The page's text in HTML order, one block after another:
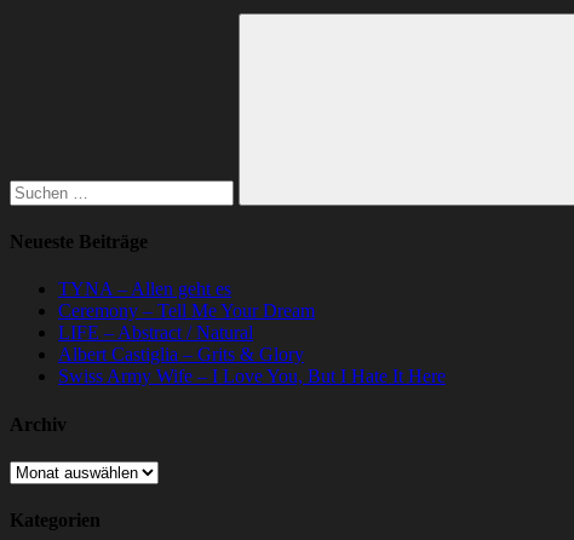
Suchen
Neueste Beiträge
TYNA – Allen geht es
Ceremony – Tell Me Your Dream
LIFE – Abstract / Natural
Albert Castiglia – Grits & Glory
Swiss Army Wife – I Love You, But I Hate It Here
Archiv
Archiv
Kategorien